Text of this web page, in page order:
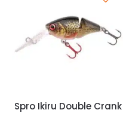
Spro Ikiru Double Crank